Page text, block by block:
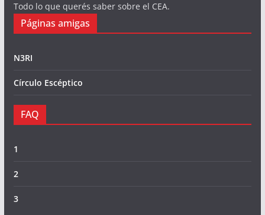
Todo lo que querés saber sobre el CEA.
Páginas amigas
N3RI
Círculo Escéptico
FAQ
1
2
3